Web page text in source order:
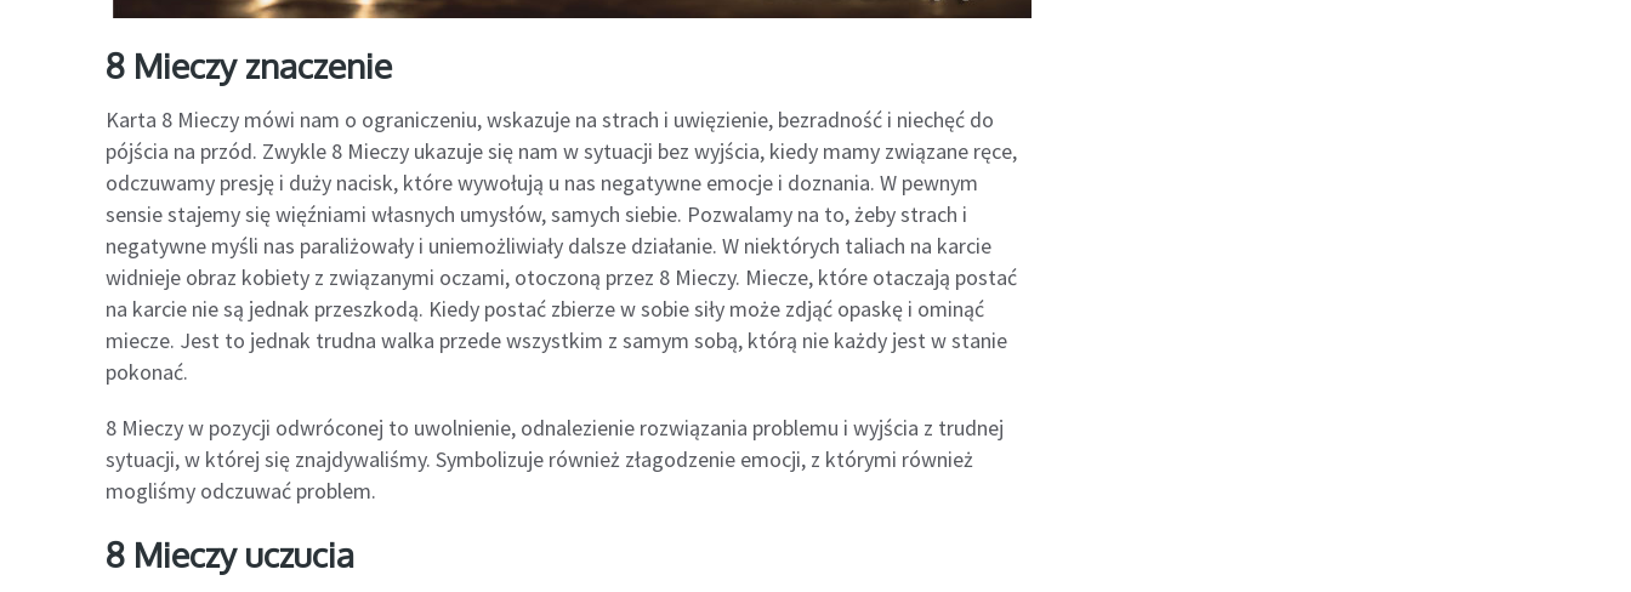
8 Mieczy znaczenie
Karta 8 Mieczy mówi nam o ograniczeniu, wskazuje na strach i uwięzienie, bezradność i niechęć do
pójścia na przód. Zwykle 8 Mieczy ukazuje się nam w sytuacji bez wyjścia, kiedy mamy związane ręce,
odczuwamy presję i duży nacisk, które wywołują u nas negatywne emocje i doznania. W pewnym
sensie stajemy się więźniami własnych umysłów, samych siebie. Pozwalamy na to, żeby strach i
negatywne myśli nas paraliżowały i uniemożliwiały dalsze działanie. W niektórych taliach na karcie
widnieje obraz kobiety z związanymi oczami, otoczoną przez 8 Mieczy. Miecze, które otaczają postać
na karcie nie są jednak przeszkodą. Kiedy postać zbierze w sobie siły może zdjąć opaskę i ominąć
miecze. Jest to jednak trudna walka przede wszystkim z samym sobą, którą nie każdy jest w stanie
pokonać.
8 Mieczy w pozycji odwróconej to uwolnienie, odnalezienie rozwiązania problemu i wyjścia z trudnej
sytuacji, w której się znajdywaliśmy. Symbolizuje również złagodzenie emocji, z którymi również
mogliśmy odczuwać problem.
8 Mieczy uczucia